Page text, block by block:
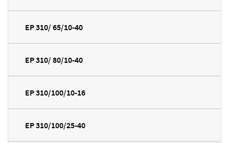
EP 310/ 65/10-40
EP 310/ 80/10-40
EP 310/100/10-16
EP 310/100/25-40